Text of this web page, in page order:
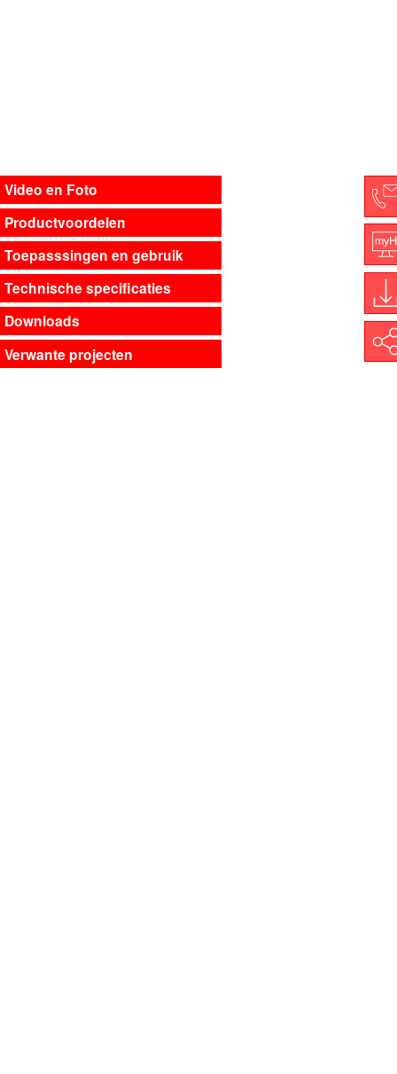
Video en Foto
Productvoordelen
Toepasssingen en gebruik
Technische specificaties
Downloads
Verwante projecten